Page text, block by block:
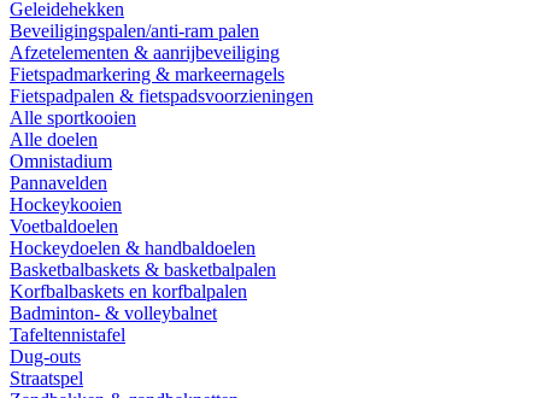
Geleidehekken
Beveiligingspalen/anti-ram palen
Afzetelementen & aanrijbeveiliging
Fietspadmarkering & markeernagels
Fietspadpalen & fietspadsvoorzieningen
Alle sportkooien
Alle doelen
Omnistadium
Pannavelden
Hockeykooien
Voetbaldoelen
Hockeydoelen & handbaldoelen
Basketbalbaskets & basketbalpalen
Korfbalbaskets en korfbalpalen
Badminton- & volleybalnet
Tafeltennistafel
Dug-outs
Straatspel